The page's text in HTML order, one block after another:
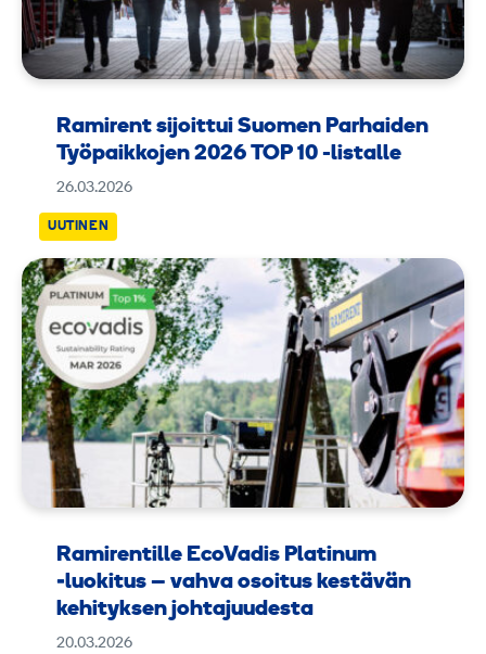
Ramirent sijoittui Suomen Parhaiden
Työpaikkojen 2026 TOP 10 -listalle
26.03.2026
Ramirentille EcoVadis Platinum
‑luokitus – vahva osoitus kestävän
kehityksen johtajuudesta
20.03.2026
UUTINEN